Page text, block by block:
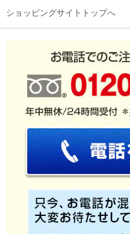
ショッピングサイトトップへ